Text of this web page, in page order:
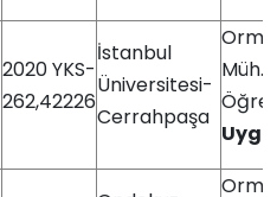
2020 YKS-
262,42226
İstanbul
Üniversitesi-
Cerrahpaşa